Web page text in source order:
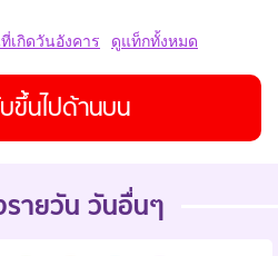
เกิดวันอังคาร ดูแท็กทั้งหมด
ขึ้นไปด้านบน
รายวัน วันอื่นๆ